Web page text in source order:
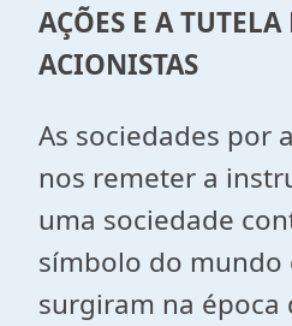
AÇÕES E A TUTELA
ACIONISTAS
As sociedades por
nos remeter a
uma sociedade
símbolo do mundo
surgiram na época